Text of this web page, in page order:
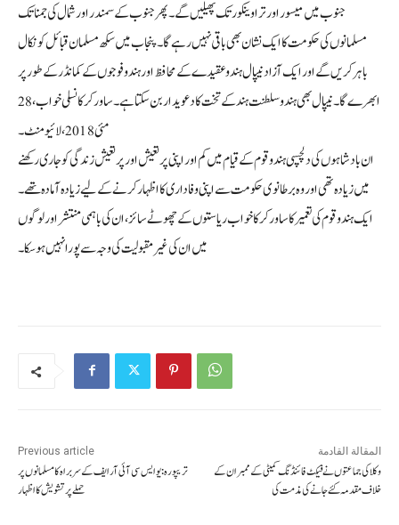
جنوب میں میسور اور تراوینکور تک پھیلیں گے۔ پھر جنوب کے سمندر اور شمال کی جمنا تک
مسلمانوں کی حکومت کا ایک نشان بھی باقی نہیں رہے گا۔ پنجاب میں سکھ مسلمان قبائل کو نکال
باہر کریں گے اور ایک آزاد نیپال ہندو عقیدے کے محافظ اور ہندو فوجوں کے کمانڈر کے طور پر
ابھرے گا۔ نیپال بھی ہندو سلطنت ہند کے تخت کا دعویدار بن سکتا ہے۔ ساورکر کا نسلی خواب، 28
مئی 2018، لائیو منٹ۔
ان بادشاہوں کی دلچسپی ہندو قوم کے قیام میں کم اور اپنی پرتعیش اور پرتعیش زندگی کو جاری رکھنے
میں زیادہ تھی اور وہ برطانوی حکومت سے اپنی وفاداری کا اظہار کرنے کے لیے زیادہ آمادہ تھے۔
ایک ہندو قوم کی تعمیر کا ساورکر کا خواب ریاستوں کے چھوٹے سائز، ان کی باہمی منتشر اور لوگوں
میں ان کی غیر مقبولیت کی وجہ سے پورا نہیں ہو سکا۔
Previous article
تریپورہ: یو ایس سی آئی آر ایف کے سربراہ کامسلمانوں پر
حملے پر تشویش کا اظہار
المقالة القادمة
وکلا کی جماعتوں نے فیکٹ فائنڈنگ کمیٹی کے ممبران کے
خلاف مقدمہ کئے جانے کی مذمت کی